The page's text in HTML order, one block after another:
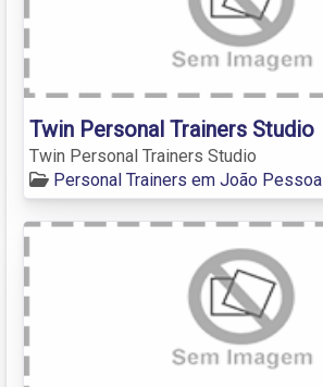
Twin Personal Trainers Studio
Twin Personal Trainers Studio
Personal Trainers em João Pessoa